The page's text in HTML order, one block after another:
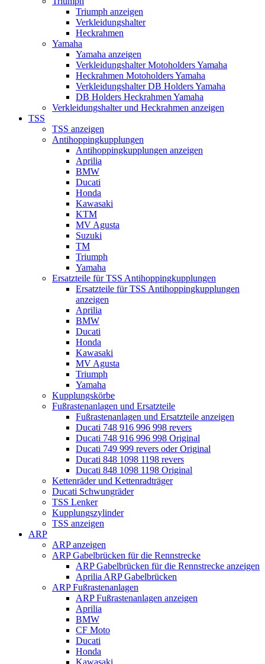
Triumph anzeigen
Verkleidungshalter
Heckrahmen
Yamaha
Yamaha anzeigen
Verkleidungshalter Motoholders Yamaha
Heckrahmen Motoholders Yamaha
Verkleidungshalter DB Holders Yamaha
DB Holders Heckrahmen Yamaha
Verkleidungshalter und Heckrahmen anzeigen
TSS
TSS anzeigen
Antihoppingkupplungen
Antihoppingkupplungen anzeigen
Aprilia
BMW
Ducati
Honda
Kawasaki
KTM
MV Agusta
Suzuki
TM
Triumph
Yamaha
Ersatzteile für TSS Antihoppingkupplungen
Ersatzteile für TSS Antihoppingkupplungen
anzeigen
Aprilia
BMW
Ducati
Honda
Kawasaki
MV Agusta
Triumph
Yamaha
Kupplungskörbe
Fußrastenanlagen und Ersatzteile
Fußrastenanlagen und Ersatzteile anzeigen
Ducati 748 916 996 998 revers
Ducati 748 916 996 998 Original
Ducati 749 999 revers oder Original
Ducati 848 1098 1198 revers
Ducati 848 1098 1198 Original
Kettenräder und Kettenradträger
Ducati Schwungräder
TSS Lenker
Kupplungszylinder
TSS anzeigen
ARP
ARP anzeigen
ARP Gabelbrücken für die Rennstrecke
ARP Gabelbrücken für die Rennstrecke anzeigen
Aprilia ARP Gabelbrücken
ARP Fußrastenanlagen
ARP Fußrastenanlagen anzeigen
Aprilia
BMW
CF Moto
Ducati
Honda
Kawasaki